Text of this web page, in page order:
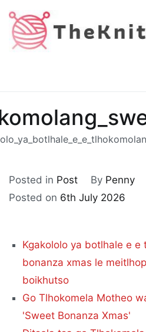
Skip
content
Posted in Post By Penny
Posted on 6th July 2026
Kgakololo ya botlhale e
bonanza xmas le
boikhutso
Go Tlhokomela Motheo
'Sweet Bonanza Xmas'